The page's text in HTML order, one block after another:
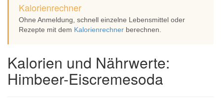
Kalorienrechner
Ohne Anmeldung, schnell einzelne Lebensmittel oder
Rezepte mit dem Kalorienrechner berechnen.
Kalorien und Nährwerte:
Himbeer-Eiscremesoda